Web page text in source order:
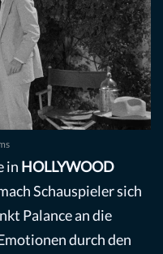
in HOLLYWOOD
Schauspieler sich
Palance an die
durch den